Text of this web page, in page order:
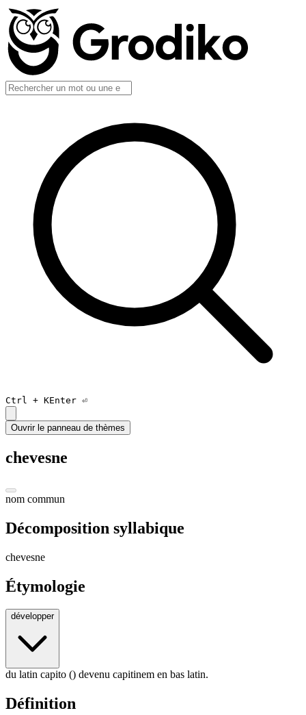
Ctrl + KEnter ⏎
Ouvrir le panneau de thèmes
chevesne
nom commun
Décomposition syllabique
chevesne
Étymologie
développer
du latin capito () devenu capitinem en bas latin.
Définition